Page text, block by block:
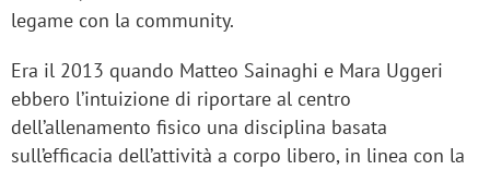
legame con la community.
Era il 2013 quando Matteo Sainaghi e Mara Uggeri
ebbero l’intuizione di riportare al centro
dell’allenamento fisico una disciplina basata
sull’efficacia dell’attività a corpo libero, in linea con la